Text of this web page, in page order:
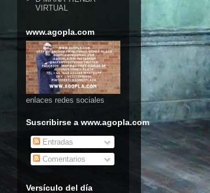
VIRTUAL
www.agopla.com
enlaces redes sociales
Suscribirse a www.agopla.com
Entradas
Comentarios
Versículo del día